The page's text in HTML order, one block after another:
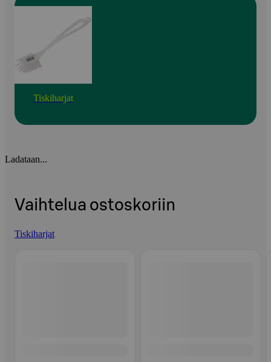
Tiskiharjat
Ladataan...
Vaihtelua ostoskoriin
Tiskiharjat